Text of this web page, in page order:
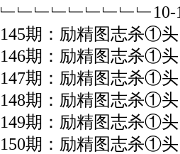
145期：励精图志杀①
146期：励精图志杀①
147期：励精图志杀①
148期：励精图志杀①
149期：励精图志杀①
150期：励精图志杀①